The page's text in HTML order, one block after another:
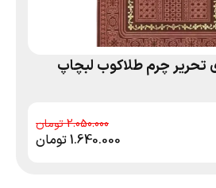
تحریر چرم طلاکوب لبچاپ
2.050.000
1.640.000تومان